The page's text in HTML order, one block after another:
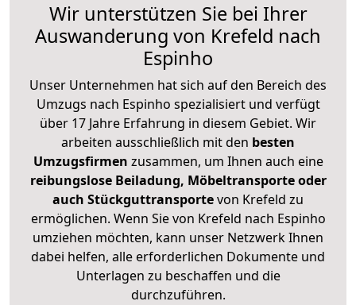
Wir unterstützen Sie bei Ihrer
Auswanderung von Krefeld nach
Espinho
Unser Unternehmen hat sich auf den Bereich des
Umzugs nach Espinho spezialisiert und verfügt
über 17 Jahre Erfahrung in diesem Gebiet. Wir
arbeiten ausschließlich mit den besten
Umzugsfirmen zusammen, um Ihnen auch eine
reibungslose Beiladung, Möbeltransporte oder
auch Stückguttransportevon Krefeld zu
ermöglichen. Wenn Sie von Krefeld nach Espinho
umziehen möchten, kann unser Netzwerk Ihnen
dabei helfen, alle erforderlichen Dokumente und
Unterlagen zu beschaffen und die
durchzuführen.